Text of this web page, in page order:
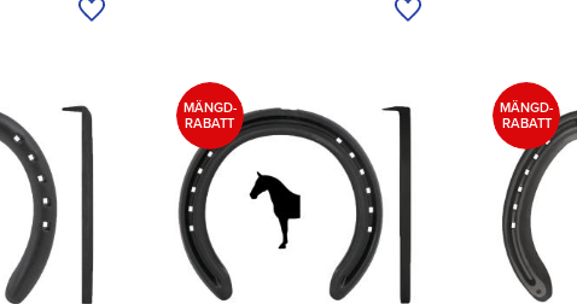
Tilføj til ønskeliste Tilføj til ønskeliste
MÄNGD-
RABATT
MÄNGD-
RABATT